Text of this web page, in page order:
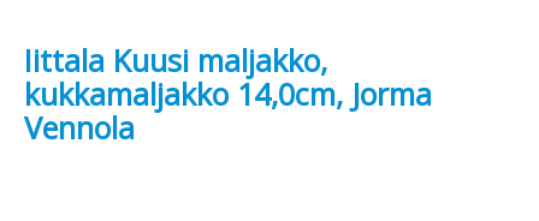
Iittala Kuusi maljakko,
kukkamaljakko 14,0cm, Jorma
Vennola